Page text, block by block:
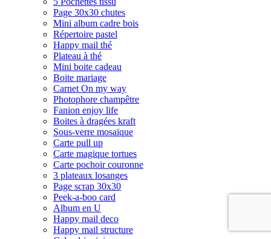
Page 30x30 chutes
Mini album cadre bois
Répertoire pastel
Happy mail thé
Plateau à thé
Mini boite cadeau
Boite mariage
Carnet On my way
Photophore champêtre
Fanion enjoy life
Boites à dragées kraft
Sous-verre mosaïque
Carte pull up
Carte magique tortues
Carte pochoir couronne
3 plateaux losanges
Page scrap 30x30
Peek-a-boo card
Album en U
Happy mail deco
Happy mail structure